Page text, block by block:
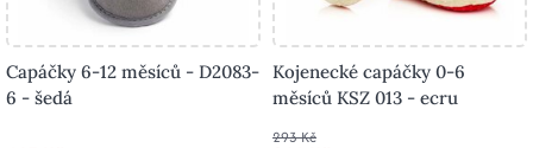
Capáčky 6-12 měsíců - D2083-
6 - šedá
Kojenecké capáčky 0-6
měsíců KSZ 013 - ecru
293 Kč